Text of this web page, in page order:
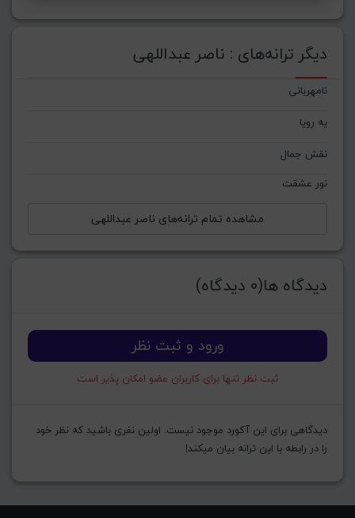
دیگر ترانه‌های : ناصر عبداللهی
نامهربانی
یه رویا
نقش جمال
نور عشقت
مشاهده تمام ترانه‌های ناصر عبداللهی
دیدگاه ها(0 دیدگاه)
ورود و ثبت نظر
ثبت نظر تنها برای کاربران عضو امکان پذیر است
دیدگاهی برای این آکورد موجود نیست. اولین نفری باشید که نظر خود
را در رابطه با این ترانه بیان میکند!